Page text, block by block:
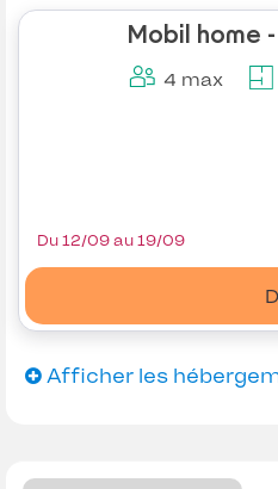
Mobil home -
4 max
Du 12/09 au 19/09
Afficher les